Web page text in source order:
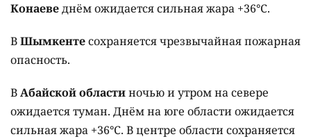
Конаеведнём ожидается сильная жара +36°C.
ВШымкентесохраняется чрезвычайная пожарная
опасность.
ВАбайской областиночью и утром на севере
ожидается туман. Днём на юге области ожидается
сильная жара +36°C. В центре области сохраняется